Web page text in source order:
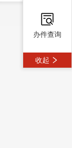
办件查询
收起